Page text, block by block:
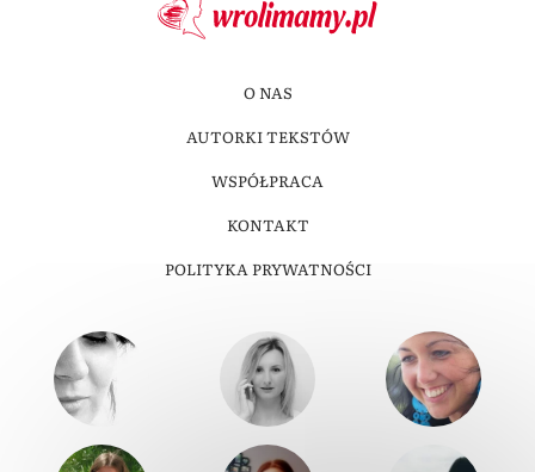
O NAS
AUTORKI TEKSTÓW
WSPÓŁPRACA
KONTAKT
POLITYKA PRYWATNOŚCI